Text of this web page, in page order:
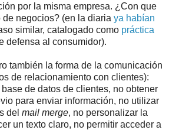
por la misma empresa. ¿Con que
negocios? (en la diaria ya habían
similar, catalogado como práctica
defensa al consumidor).
también la forma de la comunicación
de relacionamiento con clientes):
de datos de clientes, no obtener
para enviar información, no utilizar
del mail merge, no personalizar la
un texto claro, no permitir acceder a